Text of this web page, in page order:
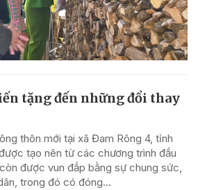
tặng đến những đổi thay
thôn mới tại xã Đam Rông 4, tỉnh
tạo nên từ các chương trình đầu
được vun đắp bằng sự chung sức,
trong đó có đóng...